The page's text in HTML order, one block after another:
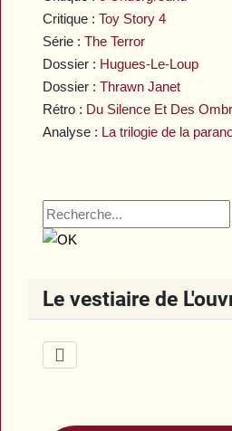
Critique :Toy Story 4
Série :The Terror
Dossier : Hugues-Le-Loup
Dossier :Thrawn Janet
Rétro : Du Silence Et Des
Analyse : La trilogie de la
Le vestiaire de